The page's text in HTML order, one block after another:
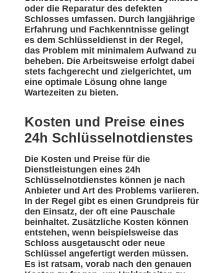
oder die Reparatur des defekten
Schlosses umfassen. Durch langjährige
Erfahrung und Fachkenntnisse gelingt
es dem Schlüsseldienst in der Regel,
das Problem mit minimalem Aufwand zu
beheben. Die Arbeitsweise erfolgt dabei
stets fachgerecht und zielgerichtet, um
eine optimale Lösung ohne lange
Wartezeiten zu bieten.
Kosten und Preise eines
24h Schlüsselnotdienstes
Die Kosten und Preise für die
Dienstleistungen eines 24h
Schlüsselnotdienstes können je nach
Anbieter und Art des Problems variieren.
In der Regel gibt es einen Grundpreis für
den Einsatz, der oft eine Pauschale
beinhaltet. Zusätzliche Kosten können
entstehen, wenn beispielsweise das
Schloss ausgetauscht oder neue
Schlüssel angefertigt werden müssen.
Es ist ratsam, vorab nach den genauen